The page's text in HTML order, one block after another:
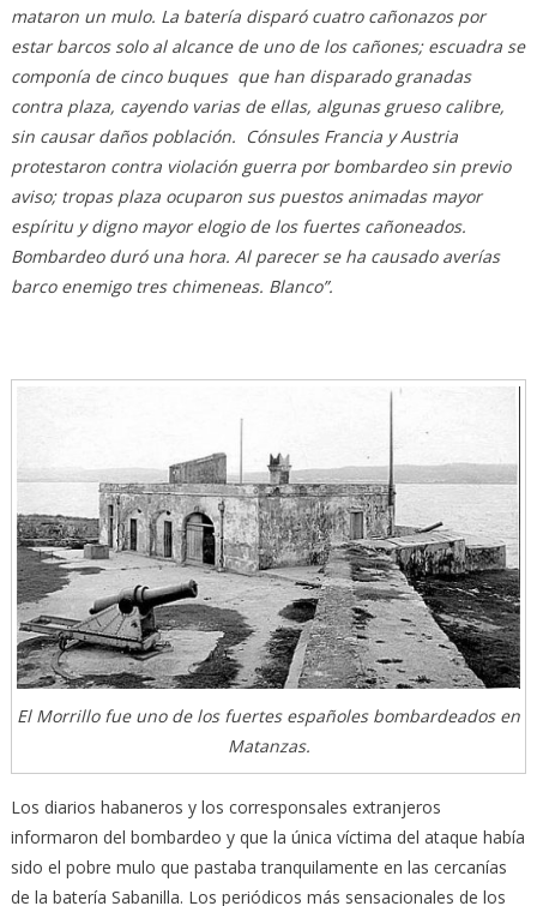
mataron un mulo. La batería disparó cuatro cañonazos por
estar barcos solo al alcance de uno de los cañones; escuadra se
componía de cinco buques que han disparado granadas
contra plaza, cayendo varias de ellas, algunas grueso calibre,
sin causar daños población. Cónsules Francia y Austria
protestaron contra violación guerra por bombardeo sin previo
aviso; tropas plaza ocuparon sus puestos animadas mayor
espíritu y digno mayor elogio de los fuertes cañoneados.
Bombardeo duró una hora. Al parecer se ha causado averías
barco enemigo tres chimeneas. Blanco”.
El Morrillo fue uno de los fuertes españoles bombardeados en
Matanzas.
Los diarios habaneros y los corresponsales extranjeros
informaron del bombardeo y que la única víctima del ataque había
sido el pobre mulo que pastaba tranquilamente en las cercanías
de la batería Sabanilla. Los periódicos más sensacionales de los